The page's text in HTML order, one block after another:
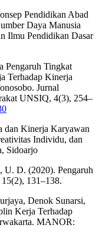
Pendidikan Abad
Daya Manusia
Ilmu Pendidikan Dasar
Pengaruh Tingkat
Terhadap Kinerja
Jurnal
UNSIQ, 4(3), 254–
dan Kinerja Karyawan
Individu, dan
Sidoarjo
U. D. (2020). Pengaruh
131–138.
Denok Sunarsi,
Kerja Terhadap
MANOR: